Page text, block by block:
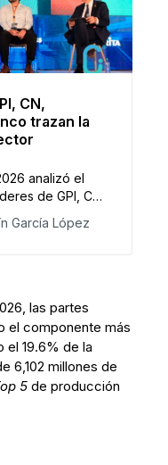
CN,
trazan la
analizó el
de GPI, CN,
la
para dar
García López
las partes
el componente más
el 19.6% de la
6,102 millones de
5 de producción